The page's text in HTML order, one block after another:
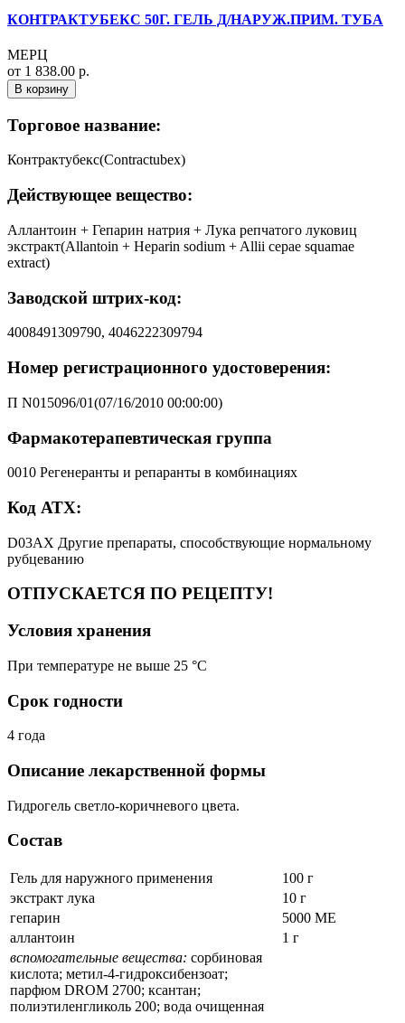
КОНТРАКТУБЕКС 50Г. ГЕЛЬ Д/НАРУЖ.ПРИМ. ТУБА
МЕРЦ
от 1 838.00 р.
В корзину
Торговое название:
Контрактубекс(Contractubex)
Действующее вещество:
Аллантоин + Гепарин натрия + Лука репчатого луковиц
экстракт(Allantoin + Heparin sodium + Allii cepae squamae
extract)
Заводской штрих-код:
4008491309790, 4046222309794
Номер регистрационного удостоверения:
П N015096/01(07/16/2010 00:00:00)
Фармакотерапевтическая группа
0010 Регенеранты и репаранты в комбинациях
Код АТХ:
D03AX Другие препараты, способствующие нормальному
рубцеванию
ОТПУСКАЕТСЯ ПО РЕЦЕПТУ!
Условия хранения
При температуре не выше 25 °C
Срок годности
4 года
Описание лекарственной формы
Гидрогель светло-коричневого цвета.
Состав
Гель для наружного применения
100 г
экстракт лука
10 г
гепарин
5000 МЕ
аллантоин
1 г
вспомогательные вещества: сорбиновая
кислота; метил-4-гидроксибензоат;
парфюм DROM 2700; ксантан;
полиэтиленгликоль 200; вода очищенная